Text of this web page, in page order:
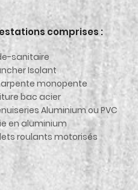
sanitaire
Isolant
monopente
bac acier
Aluminium ou PVC
en aluminium
roulants motorisés
comprises :